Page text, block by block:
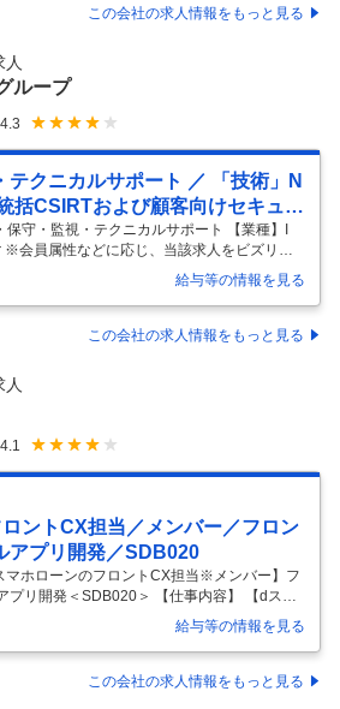
あてはまる方はぜひお気軽にご応募いただ
） ・公共（官公庁／財団法人／行政） ・製造
ンタメ／建設） ・流通・サービス（小売／物
この会社の求人情報をもっと見る
ループ
4.3
テクニカルサポート ／ 「技術」N
括CSIRTおよび顧客向けセキュリ
ンバー／ポイントオブコンタクト
ドラー／フォレンジックエンジニ
保守・監視・テクニカルサポート 【業種】I
会員属性などに応じ、当該求人をビズリーチ
異なる場合があります 【所属について/分野の
し、新たな価値の創出に貢献】 当社は大き
、公共、金融、法人、テクノロジーセグメン
メント、技術革新統括本部(技統本)の分野で
値の創出に貢献する」ことをミッションに掲
客さまにとって最適なテクノロジーを組み合
給与等の情報を見る
この会社の求人情報をもっと見る
4.1
ントCX担当／メンバー／フロン
アプリ開発／SDB020
マホローンのフロントCX担当※メンバー】フ
プリ開発＜SDB020＞ 【仕事内容】 【dスマ
当※メンバー】フロントエンド・モバイルアプ
的な仕事内容】 ※株式会社NTTドコモ・フィ
内容：NTTドコモの金融事業を統括する持株
・保険などの金融サービスを一体的に提供）
給与等の情報を見る
この会社の求人情報をもっと見る